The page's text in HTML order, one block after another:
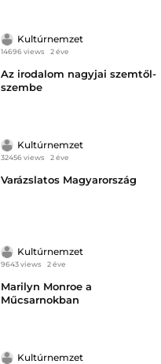
Kultúrnemzet
14696 views 2 éve
Az irodalom nagyjai szemtől-
szembe
Kultúrnemzet
32456 views 2 éve
Varázslatos Magyarország
Kultúrnemzet
9643 views 2 éve
Marilyn Monroe a
Műcsarnokban
Kultúrnemzet